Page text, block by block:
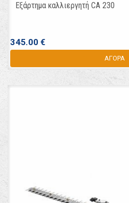
Εξάρτημα καλλιεργητή CA 230
345.00 €
ΑΓΟΡΑ